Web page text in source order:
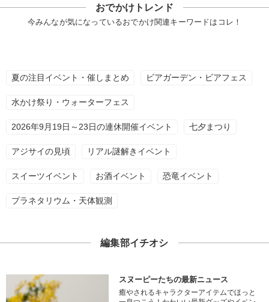
おでかけトレンド
今みんなが気になっているおでかけ関連キーワードはコレ！
夏の注目イベント・催しまとめ ビアガーデン・ビアフェス
水かけ祭り・ウォーターフェス
2026年9月19日～23日の連休開催イベント 七夕まつり
アジサイの見頃 リアル謎解きイベント
スイーツイベント お酒イベント 恐竜イベント
プラネタリウム・天体観測
編集部イチオシ
スヌーピーたちの最新ニュース
癒やされるキャラクターアイテムでほっと